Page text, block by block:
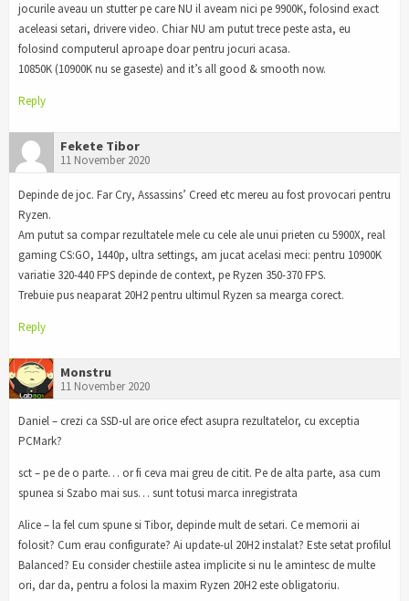
jocurile aveau un stutter pe care NU il aveam nici pe 9900K, folosind exact
aceleasi setari, drivere video. Chiar NU am putut trece peste asta, eu
folosind computerul aproape doar pentru jocuri acasa.
10850K (10900K nu se gaseste) and it’s all good & smooth now.
Reply
Fekete Tibor
11 November 2020
Depinde de joc. Far Cry, Assassins’ Creed etc mereu au fost provocari pentru
Ryzen.
Am putut sa compar rezultatele mele cu cele ale unui prieten cu 5900X, real
gaming CS:GO, 1440p, ultra settings, am jucat acelasi meci: pentru 10900K
variatie 320-440 FPS depinde de context, pe Ryzen 350-370 FPS.
Trebuie pus neaparat 20H2 pentru ultimul Ryzen sa mearga corect.
Reply
Monstru
11 November 2020
Daniel – crezi ca SSD-ul are orice efect asupra rezultatelor, cu exceptia
PCMark?
sct – pe de o parte… or fi ceva mai greu de citit. Pe de alta parte, asa cum
spunea si Szabo mai sus… sunt totusi marca inregistrata
Alice – la fel cum spune si Tibor, depinde mult de setari. Ce memorii ai
folosit? Cum erau configurate? Ai update-ul 20H2 instalat? Este setat profilul
Balanced? Eu consider chestiile astea implicite si nu le amintesc de multe
ori, dar da, pentru a folosi la maxim Ryzen 20H2 este obligatoriu.